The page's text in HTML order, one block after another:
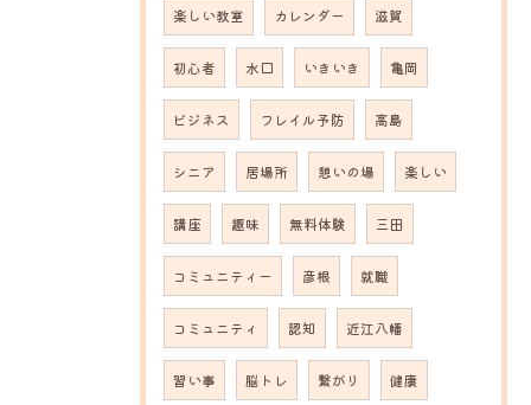
楽しい教室 カレンダー 滋賀
初心者 水口 いきいき 亀岡
ビジネス フレイル予防 高島
シニア 居場所 憩いの場 楽しい
講座 趣味 無料体験 三田
コミュニティー 彦根 就職
コミュニティ 認知 近江八幡
習い事 脳トレ 繋がり 健康